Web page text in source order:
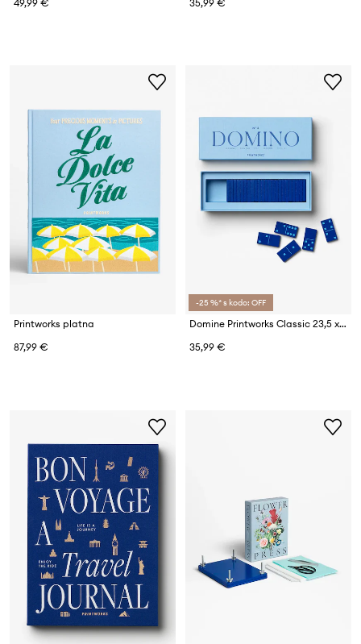
49,99 € 35,99 €
Printworks platna
87,99 €
-25 %* s kodo: OFF
Domine Printworks Classic 23,5 x 9 x 4,5 cm
35,99 €